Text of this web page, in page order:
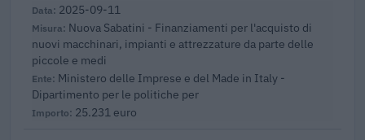
2025-09-11
Nuova Sabatini - Finanziamenti per l'acquisto di
nuovi macchinari, impianti e attrezzature da parte delle
piccole e medi
Ministero delle Imprese e del Made in Italy -
Dipartimento per le politiche per
25.231 euro